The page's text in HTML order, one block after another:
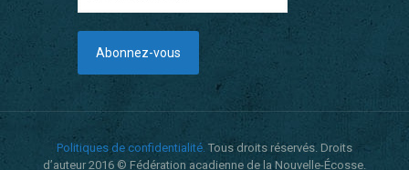
Politiques de confidentialité. Tous droits réservés. Droits
d’auteur 2016 © Fédération acadienne de la Nouvelle-Écosse.